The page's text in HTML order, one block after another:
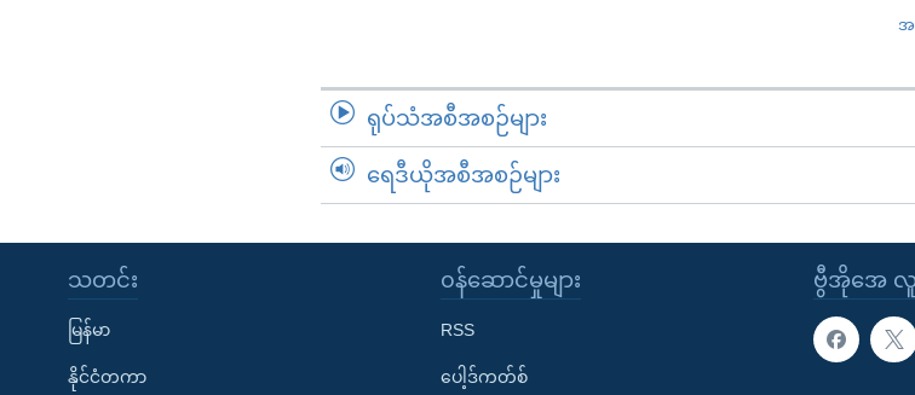
အ
ရုပ်သံအစီအစဉ်များ
ရေဒီယိုအစီအစဉ်များ
ဗွီအိုအေ လူ
သတင်း
မြန်မာ
နိုင်ငံတကာ
၀န်ဆောင်မှုများ
RSS
ပေါ့ဒ်ကတ်စ်